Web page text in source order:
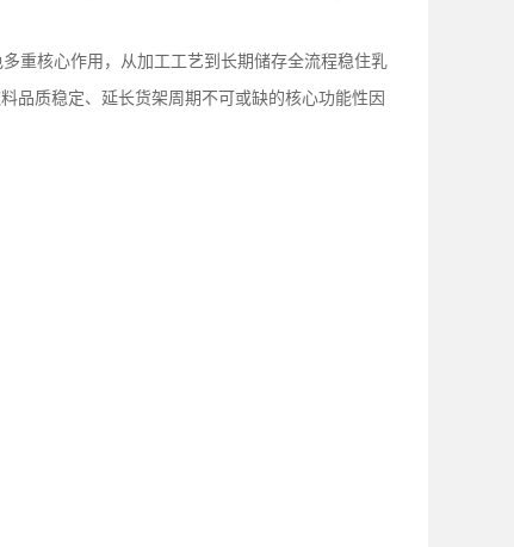
重核心作用，从加工工艺到长期储存全流程稳住乳
品质稳定、延长货架周期不可或缺的核心功能性因